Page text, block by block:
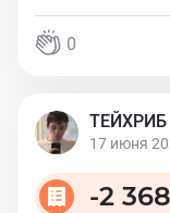
0
17 июня
-2